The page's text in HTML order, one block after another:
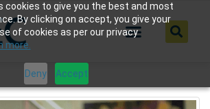
cookies to give you the best and most
By clicking on accept, you give your
of cookies as per our privacy
more.
Deny Accept